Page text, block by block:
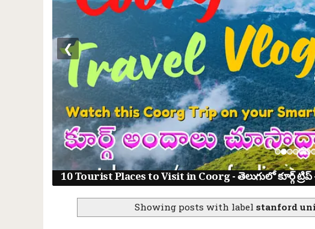
10 Tourist Places to Visit in Coorg - తెలుగులో కూర్గ్
❮
Showing posts with labelstanford